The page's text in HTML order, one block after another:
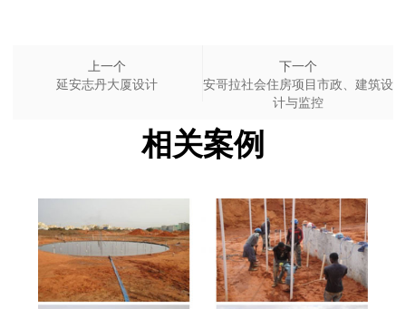
上一个
延安志丹大厦设计
下一个
安哥拉社会住房项目市政、建筑设
计与监控
相关案例